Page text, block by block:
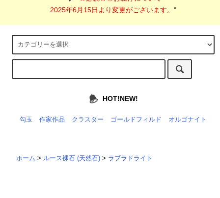
2025年6月15日より変更がございます。"
HOT!NEW!
勾玉 作家作品 クラスター ゴールドフィルド オルゴナイト
ホーム > ルース裸石 (天然石) > ラブラドライト